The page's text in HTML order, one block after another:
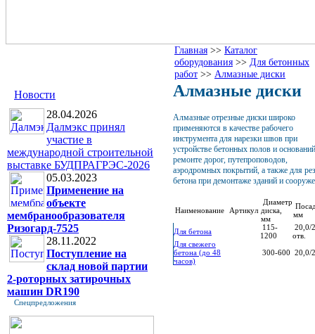
Главная >> Каталог
оборудования >> Для бетонных
работ >> Алмазные диски
Новости
28.04.2026
Далмэкс принял
участие в
международной строительной
выставке БУДПРАГРЭС-2026
05.03.2023
Применение на
объекте
мембранообразователя
Ризогард-7525
28.11.2022
Поступление на
склад новой партии
2-роторных затирочных
машин DR190
Спецпредложения
Алмазные диски
Алмазные отрезные диски широко
применяются в качестве рабочего
инструмента для нарезки швов при
устройстве бетонных полов и
ремонте дорог, путепроповодов,
аэродромных покрытий, а также для
бетона при демонтаже зданий и
Наименование Артикул
Диаметр
диска,
мм
мм
Для бетона
115-
1200
20,0/
отв.
Для свежего
бетона (до 48
часов)
300-600 20,0/